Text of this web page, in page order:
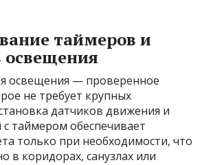
таймеров и
освещения
освещения — проверенное
не требует крупных
датчиков движения и
таймером обеспечивает
только при необходимости, что
в коридорах, санузлах или